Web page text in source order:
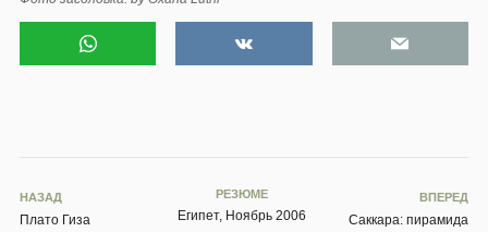
НАЗАД
Плато Гиза
РЕЗЮМЕ
Египет, Ноябрь 2006
ВПЕРЕД
Саккара: пирамида